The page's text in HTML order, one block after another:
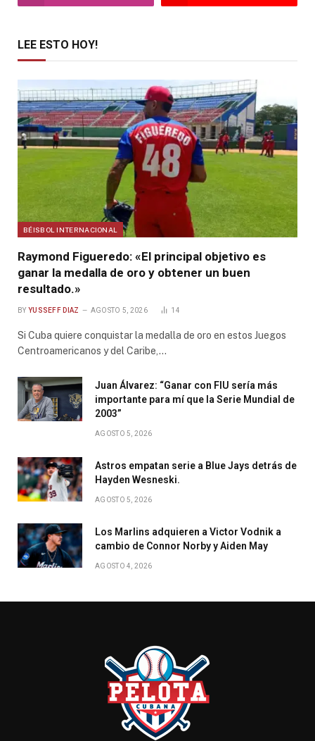
LEE ESTO HOY!
BÉISBOL INTERNACIONAL
Raymond Figueredo: «El principal objetivo es
ganar la medalla de oro y obtener un buen
resultado.»
BY YUSSEFF DIAZ AGOSTO 5, 2026 14
Si Cuba quiere conquistar la medalla de oro en estos Juegos
Centroamericanos y del Caribe,…
Juan Álvarez: “Ganar con FIU sería más
importante para mí que la Serie Mundial de
2003”
AGOSTO 5, 2026
Astros empatan serie a Blue Jays detrás de
Hayden Wesneski.
AGOSTO 5, 2026
Los Marlins adquieren a Victor Vodnik a
cambio de Connor Norby y Aiden May
AGOSTO 4, 2026